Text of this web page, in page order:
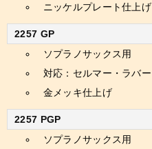
ニッケルプレート仕上げ
2257 GP
ソプラノサックス用
対応：セルマー・ラバー
金メッキ仕上げ
2257 PGP
ソプラノサックス用